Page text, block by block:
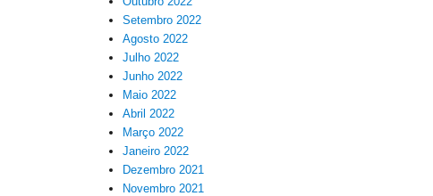
Setembro 2022
Agosto 2022
Julho 2022
Junho 2022
Maio 2022
Abril 2022
Março 2022
Janeiro 2022
Dezembro 2021
Novembro 2021